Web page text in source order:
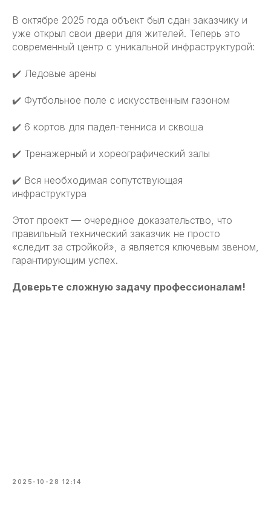
В октябре 2025 года объект был сдан заказчику и
уже открыл свои двери для жителей. Теперь это
современный центр с уникальной инфраструктурой:
✔️ Ледовые арены
✔️ Футбольное поле с искусственным газоном
✔️ 6 кортов для падел-тенниса и сквоша
✔️ Тренажерный и хореографический залы
✔️ Вся необходимая сопутствующая
инфраструктура
Этот проект — очередное доказательство, что
правильный технический заказчик не просто
«следит за стройкой», а является ключевым звеном,
гарантирующим успех.
Доверьте сложную задачу профессионалам!
2025-10-28 12:14